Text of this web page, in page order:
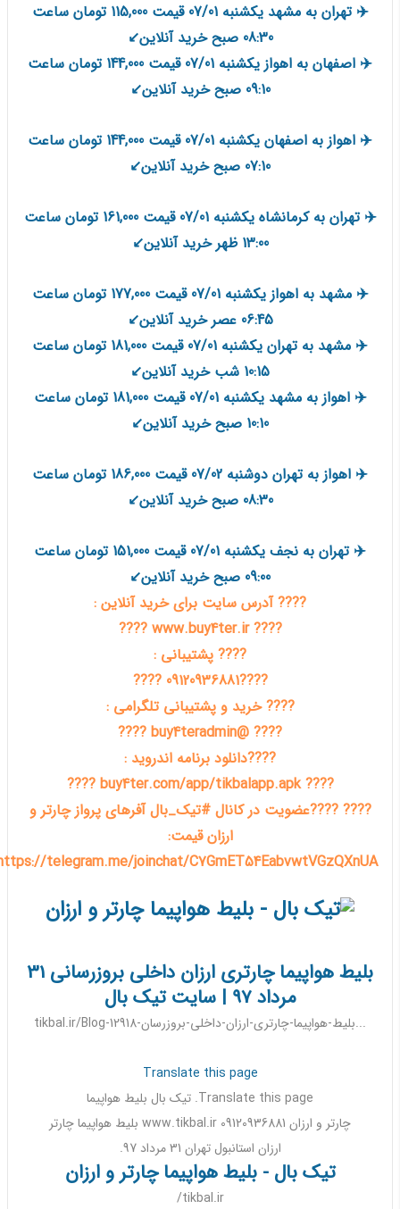
✈️ تهران به مشهد یکشنبه 07/01 قیمت 115,000 تومان ساعت
08:30 صبح خرید آنلاین↙️
✈️ اصفهان به اهواز یکشنبه 07/01 قیمت 144,000 تومان ساعت
09:10 صبح خرید آنلاین↙️
✈️ اهواز به اصفهان یکشنبه 07/01 قیمت 144,000 تومان ساعت
07:10 صبح خرید آنلاین↙️
✈️ تهران به کرمانشاه یکشنبه 07/01 قیمت 161,000 تومان ساعت
13:00 ظهر خرید آنلاین↙️
✈️ مشهد به اهواز یکشنبه 07/01 قیمت 177,000 تومان ساعت
06:45 عصر خرید آنلاین↙️
✈️ مشهد به تهران یکشنبه 07/01 قیمت 181,000 تومان ساعت
10:15 شب خرید آنلاین↙️
✈️ اهواز به مشهد یکشنبه 07/01 قیمت 181,000 تومان ساعت
10:10 صبح خرید آنلاین↙️
✈️ اهواز به تهران دوشنبه 07/02 قیمت 186,000 تومان ساعت
08:30 صبح خرید آنلاین↙️
✈️ تهران به نجف یکشنبه 07/01 قیمت 151,000 تومان ساعت
09:00 صبح خرید آنلاین↙️
???? آدرس سایت برای خرید آنلاین :
???? www.buy4ter.ir ????
???? پشتیبانی :
????09120936881 ????
???? خرید و پشتیبانی تلگرامی :
???? @buy4teradmin ????
????دانلود برنامه اندروید :
???? buy4ter.com/app/tikbalapp.apk ????
???? ????عضویت در کانال #تیک_بال آفرهای پرواز چارتر و
ارزان قیمت:
telegram.me/joinchat/C7GmET54EabvwtVGzQXnUA
بلیط هواپیما چارتری ارزان داخلی بروزرسانی 31
مرداد 97 | سایت تیک بال
tikbal.ir/Blog-12918-بلیط-هواپیما-چارتری-ارزان-داخلی-بروزرسان...
Translate this page
Translate this page. تیک بال
بلیط هواپیما
چارتر و ارزان
بلیط هواپیما چارتر
ارزان استانبول تهران 31مرداد97
.
تیک بال - بلیط هواپیما چارتر و ارزان
tikbal.ir/